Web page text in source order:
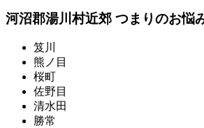
河沼郡湯川村近郊 つまりのお悩
笈川
熊ノ目
桜町
佐野目
清水田
勝常